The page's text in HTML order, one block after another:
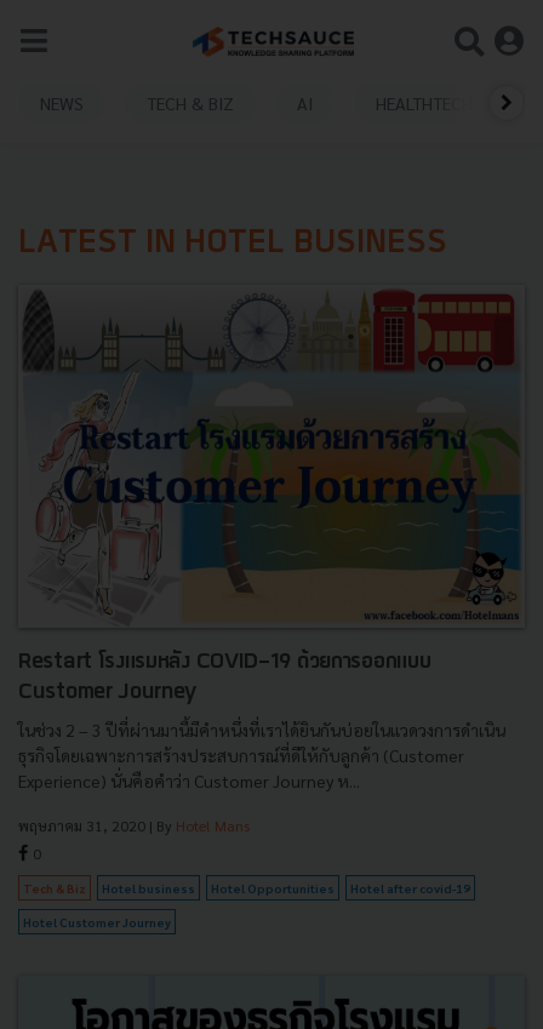
NEWS TECH & BIZ AI HEALTHTECH
LATEST IN HOTEL BUSINESS
Restart โรงแรมหลัง COVID-19 ด้วยการออกแบบ
Customer Journey
ในช่วง 2 – 3 ปีที่ผ่านมานี้มีคำหนึ่งที่เราได้ยินกันบ่อยในแวดวงการดำเนิน
ธุรกิจโดยเฉพาะการสร้างประสบการณ์ที่ดีให้กับลูกค้า (Customer
Experience) นั่นคือคำว่า Customer Journey ห...
พฤษภาคม 31, 2020 | By Hotel Mans
0
Tech & Biz Hotel business Hotel Opportunities Hotel after covid-19
Hotel Customer Journey